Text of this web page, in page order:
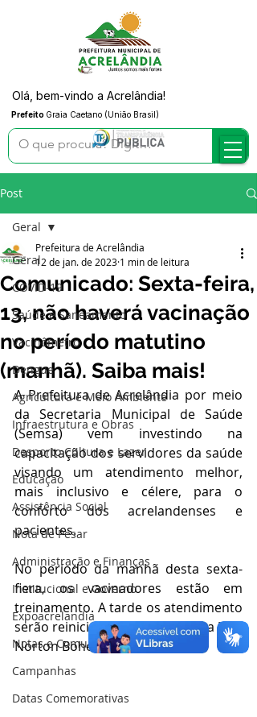
Prefeito Graia Caetano (União Brasil)
Olá, bem-vindo a Acrelândia!
Post
Geral
COVID-19
Saúde e Saneamento
Vacinômetro
Dengue
Agricultura e Meio Ambiente
Infraestrutura e Obras
Desporto Cultura e Lazer
Educação
Assistência Social
Nota de Pesar
Administração e Finanças
Institucional e Governo
Expoacrelandia
Notas e Comunicado
Campanhas
Datas Comemorativas
Geral
Comunicado: Sexta-feira,
13, não haverá vacinação
no período matutino
(manhã). Saiba mais!
Prefeitura de Acrelândia
12 de jan. de 2023 1 min de leitura
A Prefeitura de Acrelândia por meio
da Secretaria Municipal de Saúde
(Semsa) vem investindo na
capacitação dos servidores da saúde
visando um atendimento melhor,
mais inclusivo e célere, para o
conforto dos acrelandenses e
pacientes.
No período da manhã desta sexta-
fiera, os vacinadores estão em
treinamento. A tarde os atendimento
serão reiniciados às 14 horas, na UBS
Norton Bohen.